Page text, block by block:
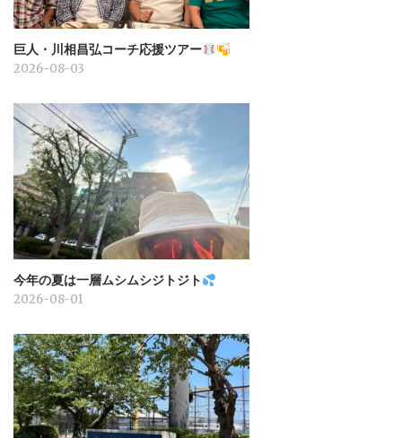
巨人・川相昌弘コーチ応援ツアー
2026-08-03
今年の夏は一層ムシムシジトジト
2026-08-01